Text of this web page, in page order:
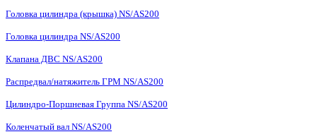
Головка цилиндра (крышка) NS/AS200
Головка цилиндра NS/AS200
Клапана ДВС NS/AS200
Распредвал/натяжитель ГРМ NS/AS200
Цилиндро-Поршневая Группа NS/AS200
Коленчатый вал NS/AS200